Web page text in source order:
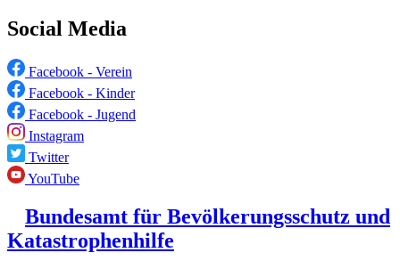
Social Media
Facebook - Verein
Facebook - Kinder
Facebook - Jugend
Instagram
Twitter
YouTube
Bundesamt für Bevölkerungsschutz und
Katastrophenhilfe